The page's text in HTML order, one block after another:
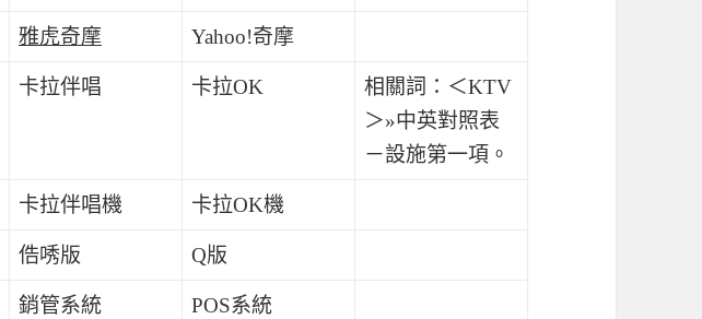
雅虎奇摩 Yahoo!奇摩
卡拉伴唱 卡拉OK
相關詞：＜KTV
＞»中英對照表
－設施第一項。
卡拉伴唱機 卡拉OK機
俈唀版 Q版
銷管系統 POS系統